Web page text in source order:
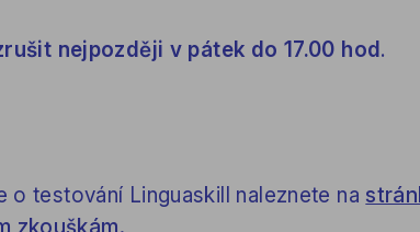
nejpozději v pátek do 17.00 hod .
testování Linguaskill naleznete na